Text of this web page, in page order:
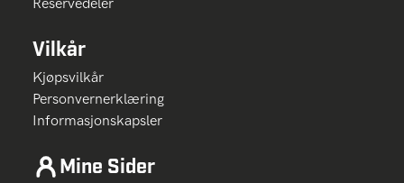
Vilkår
Kjøpsvilkår
Personvernerklæring
Informasjonskapsler
Mine Sider